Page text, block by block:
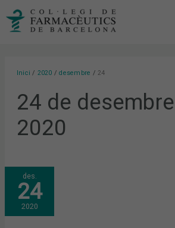
Inici 2020 desembre 24
24 de
2020
des.
24
2020
NOVEMBRE:
ELS
TESTS
COVID-
19
A
LES